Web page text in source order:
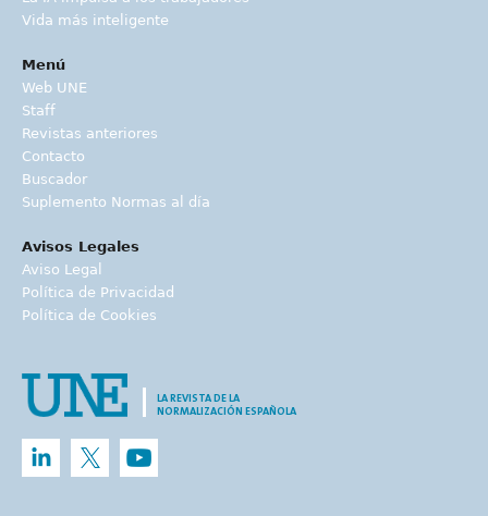
Vida más inteligente
Menú
Web UNE
Staff
Revistas anteriores
Contacto
Buscador
Suplemento Normas al día
Avisos Legales
Aviso Legal
Política de Privacidad
Política de Cookies
LA REVISTA DE LA
NORMALIZACIÓN ESPAÑOLA